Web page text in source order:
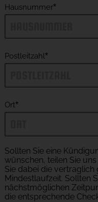
Hausnummer*
Postleitzahl*
Ort*
Sollten Sie eine
wünschen, teilen Sie
Sie dabei die vertraglich
Mindestlaufzeit. Sollten
nächstmöglichen
die entsprechende